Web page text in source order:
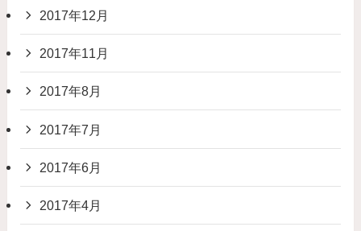
2017年12月
2017年11月
2017年8月
2017年7月
2017年6月
2017年4月